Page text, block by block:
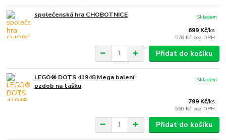
společenská hra CHOBOTNICE
699 Kč/ks
578 Kč bez DPH
Skladem
Přidat do košíku
LEGO® DOTS 41948 Mega balení
ozdob na tašku
799 Kč/ks
660 Kč bez DPH
Skladem
Přidat do košíku